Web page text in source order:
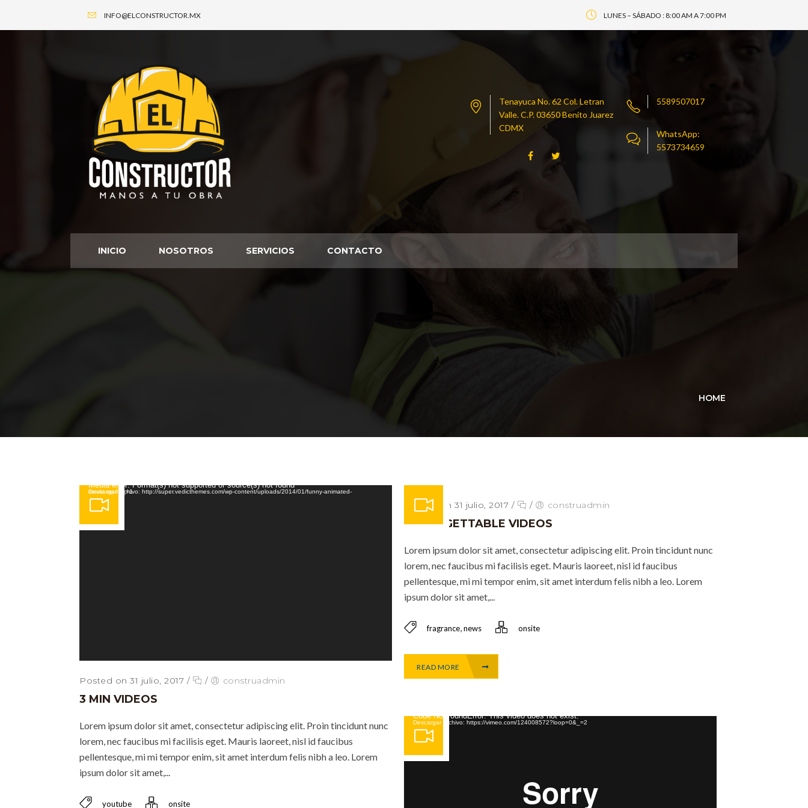
INFO@ELCONSTRUCTOR.MX LUNES – SÁBADO : 8:00 AM A 7:00 PM
Tenayuca No. 62 Col. Letran
Valle. C.P. 03650 Benito Juarez
CDMX
5589507017
WhatsApp:
5573734659
INICIO NOSOTROS SERVICIOS CONTACTO
HOME
Reproductor de vídeo
Media error: Format(s) not supported or source(s) not found
Descargar archivo: http://super.vedicthemes.com/wp-content/uploads/2014/01/funny-animated-movie.mp4?_=1
Posted on 31 julio, 2017 / / construadmin
3 MIN VIDEOS
Lorem ipsum dolor sit amet, consectetur adipiscing elit. Proin tincidunt nunc
lorem, nec faucibus mi facilisis eget. Mauris laoreet, nisl id faucibus
pellentesque, mi mi tempor enim, sit amet interdum felis nibh a leo. Lorem
ipsum dolor sit amet,...
youtube onsite
Posted on 31 julio, 2017 / / construadmin
UNFORGETTABLE VIDEOS
Lorem ipsum dolor sit amet, consectetur adipiscing elit. Proin tincidunt nunc
lorem, nec faucibus mi facilisis eget. Mauris laoreet, nisl id faucibus
pellentesque, mi mi tempor enim, sit amet interdum felis nibh a leo. Lorem
ipsum dolor sit amet,...
fragrance news onsite
READ MORE
Reproductor de vídeo
Code NotFoundError: This video does not exist.
Descargar archivo: https://vimeo.com/124008572?loop=0&_=2